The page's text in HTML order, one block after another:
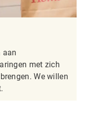
aan
met zich
We willen